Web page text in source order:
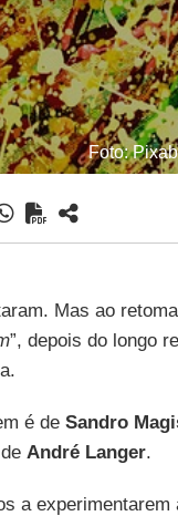
Foto:
Mas ao
”, depois do longo
é de Sandro
André Langer.
a